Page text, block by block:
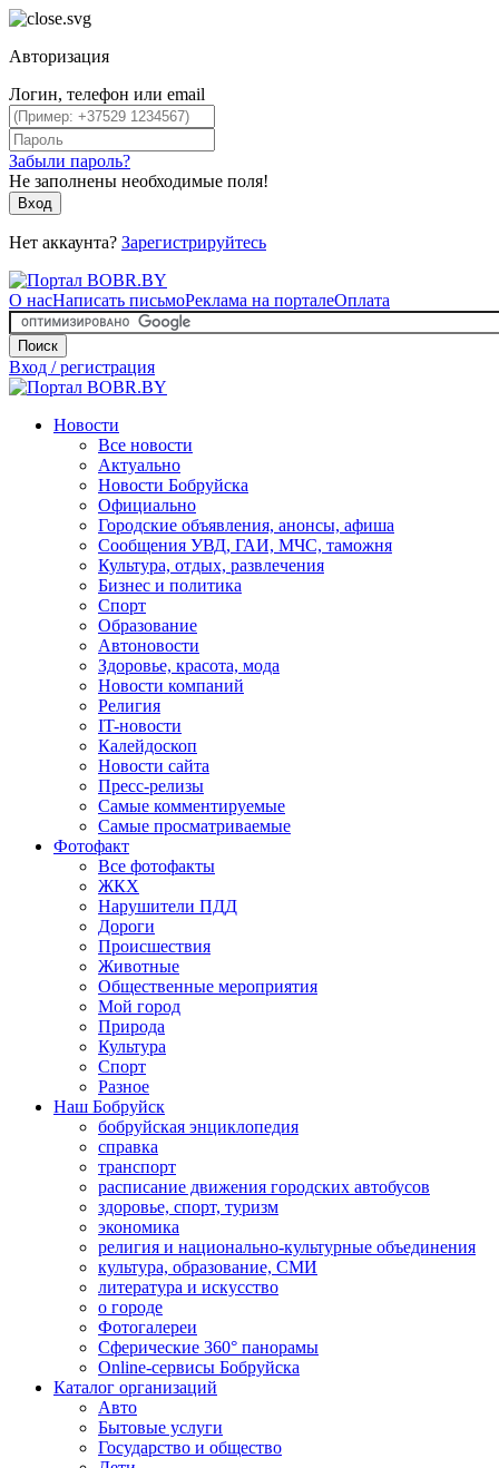
Авторизация
Логин, телефон или email
Забыли пароль?
Не заполнены необходимые поля!
Вход
Нет аккаунта? Зарегистрируйтесь
О насНаписать письмоРеклама на порталеОплата
Поиск
Вход / регистрация
Новости
Все новости
Актуально
Новости Бобруйска
Официально
Городские объявления, анонсы, афиша
Сообщения УВД, ГАИ, МЧС, таможня
Культура, отдых, развлечения
Бизнес и политика
Спорт
Образование
Автоновости
Здоровье, красота, мода
Новости компаний
Религия
IT-новости
Калейдоскоп
Новости сайта
Пресс-релизы
Самые комментируемые
Самые просматриваемые
Фотофакт
Все фотофакты
ЖКХ
Нарушители ПДД
Дороги
Происшествия
Животные
Общественные мероприятия
Мой город
Природа
Культура
Спорт
Разное
Наш Бобруйск
бобруйская энциклопедия
справка
транспорт
расписание движения городских автобусов
здоровье, спорт, туризм
экономика
религия и национально-культурные объединения
культура, образование, СМИ
литература и искусство
о городе
Фотогалереи
Сферические 360° панорамы
Online-сервисы Бобруйска
Каталог организаций
Авто
Бытовые услуги
Государство и общество